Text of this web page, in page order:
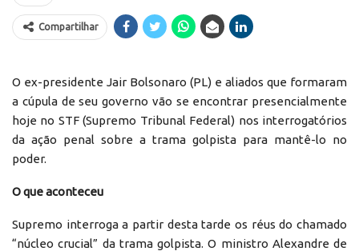
Compartilhar
O ex-presidente Jair Bolsonaro (PL) e aliados que formaram
a cúpula de seu governo vão se encontrar presencialmente
hoje no STF (Supremo Tribunal Federal) nos interrogatórios
da ação penal sobre a trama golpista para mantê-lo no
poder.
O que aconteceu
Supremo interroga a partir desta tarde os réus do chamado
“núcleo crucial” da trama golpista. O ministro Alexandre de